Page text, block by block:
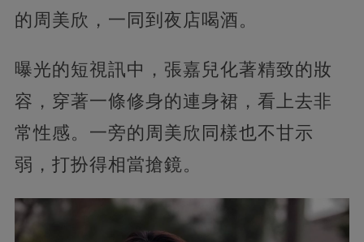
的周美欣，一同到夜店喝酒。
曝光的短視訊中，張嘉兒化著精致的妝
容，穿著一條修身的連身裙，看上去非
常性感。一旁的周美欣同樣也不甘示
弱，打扮得相當搶鏡。